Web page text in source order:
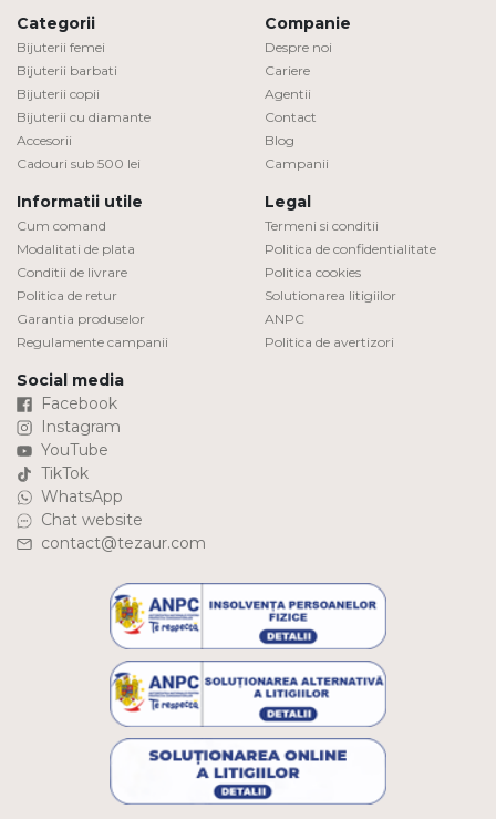
Categorii
Bijuterii femei
Bijuterii barbati
Bijuterii copii
Bijuterii cu diamante
Accesorii
Cadouri sub 500 lei
Companie
Despre noi
Cariere
Agentii
Contact
Blog
Campanii
Informatii utile
Cum comand
Modalitati de plata
Conditii de livrare
Politica de retur
Garantia produselor
Regulamente campanii
Legal
Termeni si conditii
Politica de confidentialitate
Politica cookies
Solutionarea litigiilor
ANPC
Politica de avertizori
Social media
Facebook
Instagram
YouTube
TikTok
WhatsApp
Chat website
contact@tezaur.com